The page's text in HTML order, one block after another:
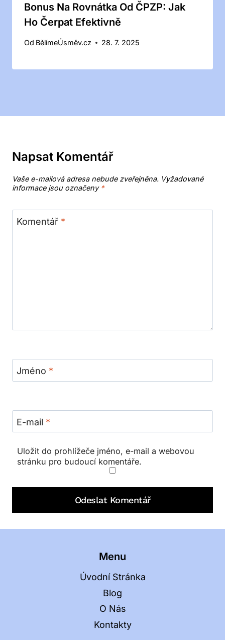
Bonus Na Rovnátka Od ČPZP: Jak
Ho Čerpat Efektivně
Od BělímeÚsměv.cz 28. 7. 2025
Napsat Komentář
Vaše e-mailová adresa nebude zveřejněna. Vyžadované
informace jsou označeny *
Komentář *
Jméno *
E-mail *
Uložit do prohlížeče jméno, e-mail a webovou
stránku pro budoucí komentáře.
Menu
Úvodní Stránka
Blog
O Nás
Kontakty